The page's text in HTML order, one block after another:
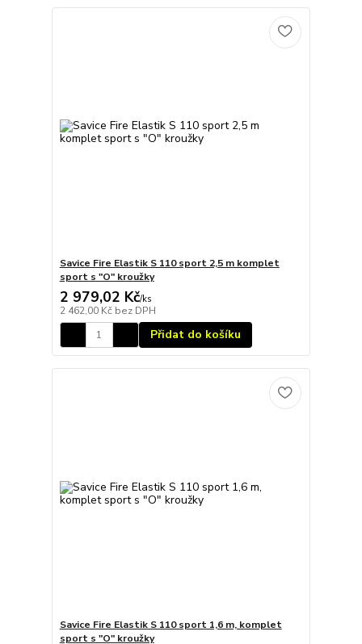
Savice Fire Elastik S 110 sport 2,5 m komplet
sport s "O" kroužky
2 979,02 Kč/ks
2 462,00 Kč bez DPH
Přidat do košíku
Savice Fire Elastik S 110 sport 1,6 m, komplet
sport s "O" kroužky